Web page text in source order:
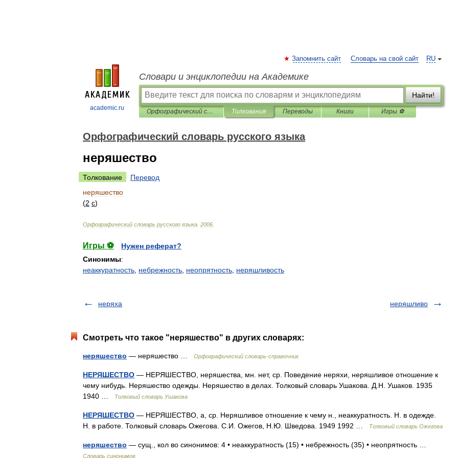
academic.ru
RU
Запомнить сайт Словарь на свой сайт
Словари и энциклопедии на Академике
Найти!
Орфографический словарь русского языка Толкования Переводы Книги Игры ⚽
Орфографический словарь русского языка
неряшество
Толкование
Перевод
неряшество
(2 с)
Орфографический словарь русского языка 2006
Игры ⚽
Нужен реферат?
Синонимы:
неаккуратность небрежность неопрятность неряшливость
неряха неряшливо
Смотреть что такое "неряшество" в других словарях:
неряшество — неряшество … Орфографический словарь-справочник
НЕРЯШЕСТВО — НЕРЯШЕСТВО, неряшества, мн. нет, ср. Поведение неряхи, неряшливое отношение к
чему нибудь. Неряшество одежды. Неряшество в делах. Толковый словарь Ушакова. Д.Н. Ушаков. 1935
1940 …
Толковый словарь Ушакова
НЕРЯШЕСТВО — НЕРЯШЕСТВО, а, ср. Неряшливое отношение к чему н., неаккуратность. Н. в одежде.
Н. в работе. Толковый словарь Ожегова. С.И. Ожегов, Н.Ю. Шведова. 1949 1992 …
Толковый словарь Ожегова
неряшество — сущ., кол во синонимов: 4 • неаккуратность (15) • небрежность (35) • неопрятность …
Словарь синонимов